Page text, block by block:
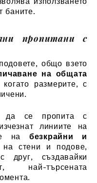
баните.
пропитани с
общо взето
на общата
размерите, с
да се пропита с
линиите на
на безкрайни и
стени и подове,
създавайки
най-търсената